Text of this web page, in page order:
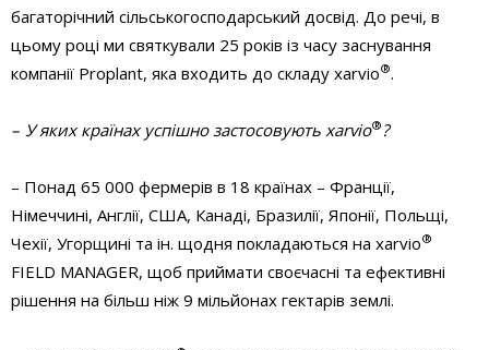
багаторічний сільськогосподарський досвід. До речі, в
цьому році ми святкували 25 років із часу заснування
компанії Proplant, яка входить до складу xarvio®.
– У яких країнах успішно застосовують xarvio® ?
– Понад 65 000 фермерів в 18 країнах – Франції,
Німеччині, Англії, США, Канаді, Бразилії, Японії, Польщі,
Чехії, Угорщині та ін. щодня покладаються на xarvio®
FIELD MANAGER, щоб приймати своєчасні та ефективні
рішення на більш ніж 9 мільйонах гектарів землі.